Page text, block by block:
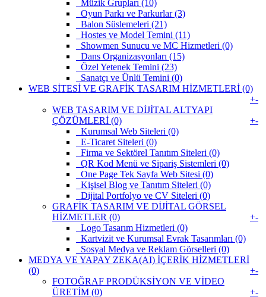
Müzik Grupları (10)
Oyun Parkı ve Parkurlar (3)
Balon Süslemeleri (21)
Hostes ve Model Temini (11)
Showmen Sunucu ve MC Hizmetleri (0)
Dans Organizasyonları (15)
Özel Yetenek Temini (23)
Sanatçı ve Ünlü Temini (0)
WEB SİTESİ VE GRAFİK TASARIM HİZMETLERİ (0)
+-
WEB TASARIM VE DİJİTAL ALTYAPI
ÇÖZÜMLERİ (0)
+-
Kurumsal Web Siteleri (0)
E-Ticaret Siteleri (0)
Firma ve Sektörel Tanıtım Siteleri (0)
QR Kod Menü ve Sipariş Sistemleri (0)
One Page Tek Sayfa Web Sitesi (0)
Kişisel Blog ve Tanıtım Siteleri (0)
Dijital Portfolyo ve CV Siteleri (0)
GRAFİK TASARIM VE DİJİTAL GÖRSEL
HİZMETLER (0)
+-
Logo Tasarım Hizmetleri (0)
Kartvizit ve Kurumsal Evrak Tasarımları (0)
Sosyal Medya ve Reklam Görselleri (0)
MEDYA VE YAPAY ZEKA(AI) İÇERİK HİZMETLERİ
(0)
+-
FOTOĞRAF PRODÜKSİYON VE VİDEO
ÜRETİM (0)
+-